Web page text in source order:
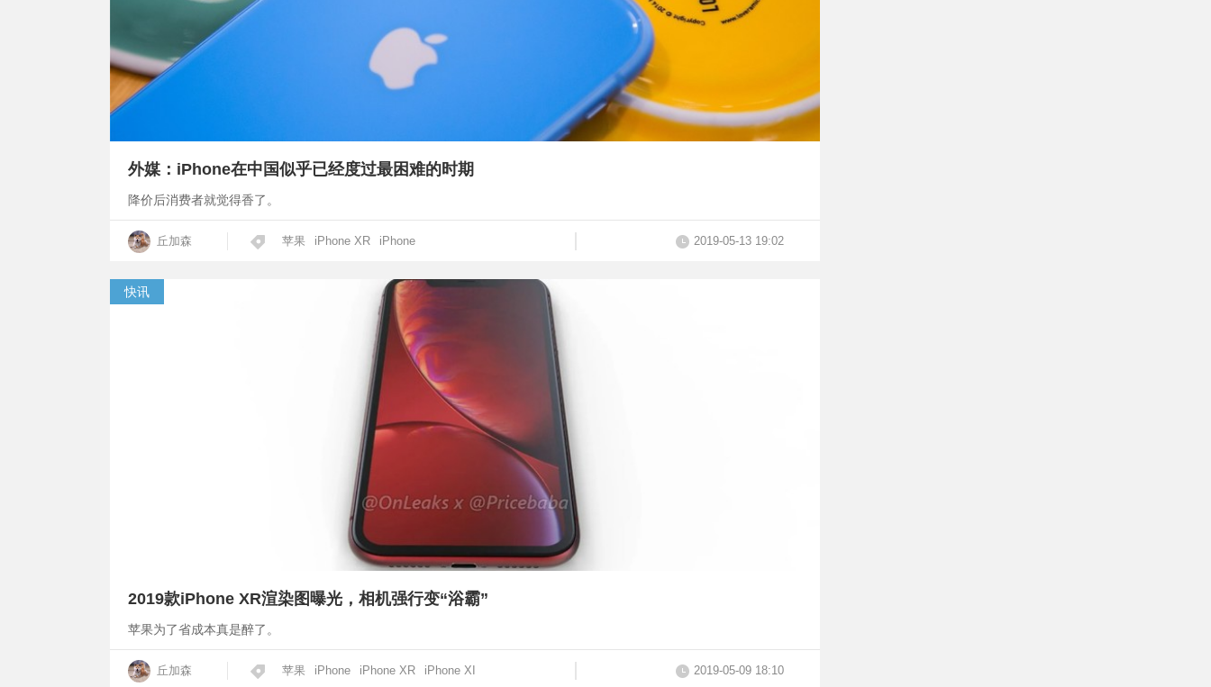
外媒：iPhone在中国似乎已经度过最困难的时期
降价后消费者就觉得香了。
丘加森 苹果 iPhone XR iPhone 2019-05-13 19:02
快讯
2019款iPhone XR渲染图曝光，相机强行变“浴霸”
苹果为了省成本真是醉了。
丘加森 苹果 iPhone iPhone XR iPhone XI 2019-05-09 18:10